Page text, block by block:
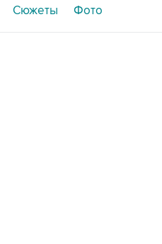
Сюжеты Фото